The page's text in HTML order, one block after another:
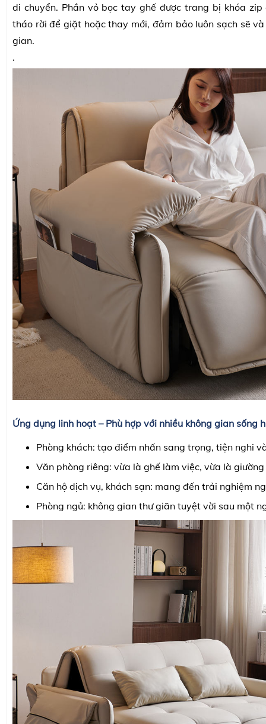
di chuyển. Phần vỏ bọc tay ghế được trang bị khóa
tháo rời để giặt hoặc thay mới, đảm bảo luôn sạch sẽ
gian.
.
Ứng dụng linh hoạt – Phù hợp với nhiều không gian sống
Phòng khách: tạo điểm nhấn sang trọng, tiện nghi
Văn phòng riêng: vừa là ghế làm việc, vừa là
Căn hộ dịch vụ, khách sạn: mang đến trải nghiệm
Phòng ngủ: không gian thư giãn tuyệt vời sau một